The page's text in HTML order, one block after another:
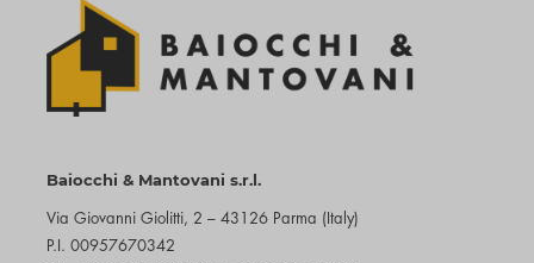
Baiocchi & Mantovani s.r.l.
Via Giovanni Giolitti, 2 – 43126 Parma (Italy)
P.I. 00957670342